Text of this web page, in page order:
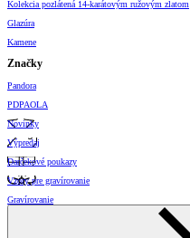
Kolekcia pozlátená 14-karátovým ružovým zlatom
Glazúra
Kamene
Značky
Pandora
PDPAOLA
Novinky
Výpredaj
Darčekové poukazy
Vzory pre gravírovanie
Gravírovanie